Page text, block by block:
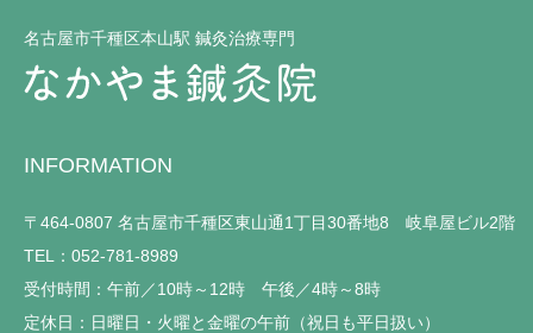
名古屋市千種区本山駅 鍼灸治療専門
INFORMATION
〒464-0807 名古屋市千種区東山通1丁目30番地8 岐阜屋ビル2階
TEL：052-781-8989
受付時間：午前／10時～12時 午後／4時～8時
定休日：日曜日・火曜と金曜の午前（祝日も平日扱い）